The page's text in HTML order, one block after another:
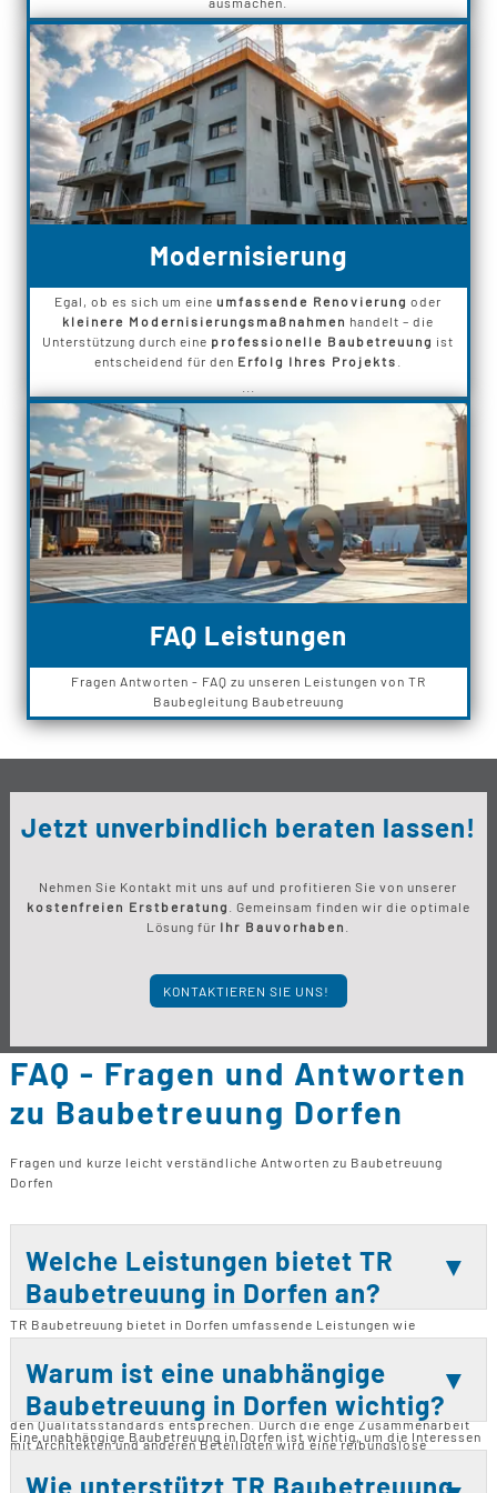
Modernisierung
Egal, ob es sich um eineumfassende Renovierung oder
kleinere Modernisierungsmaßnahmen handelt – die
Unterstützung durch eine professionelle Baubetreuung ist
entscheidend für den Erfolg Ihres Projekts
FAQ Leistungen
Fragen Antworten - FAQ zu unseren Leistungen von TR
Baubegleitung Baubetreuung
Jetzt unverbindlich beraten lassen!
Nehmen Sie Kontakt mit uns auf und profitieren Sie von unserer
kostenfreien Erstberatung
. Gemeinsam finden wir die optimale
Lösung für Ihr Bauvorhaben
KONTAKTIEREN SIE UNS!
FAQ - Fragen und Antworten
zu Baubetreuung Dorfen
Fragen und kurze leicht verständliche Antworten zu Baubetreuung
Dorfen
Welche Leistungen bietet TR
Baubetreuung in Dorfen an?
TR Baubetreuung bietet in Dorfen umfassende Leistungen wie
Bauberatung an. Diese Dienstleistungen decken alle Phasen eines
Bauprojekts ab, von der Planung bis zur Fertigstellung. Sie sorgen für
eine kontinuierliche Unterstützung und stellen sicher, dass alle Arbeiten
den Qualitätsstandards entsprechen. Durch die enge Zusammenarbeit
mit Architekten und anderen Beteiligten wird eine reibungslose
Baubetreuung auch Kaufberatungen und Unterstützung bei Fix & Flip
Warum ist eine unabhängige
Baubetreuung in Dorfen wichtig?
Eine unabhängige Baubetreuung in Dorfen ist wichtig, um die Interessen
effizient und innerhalb des Budgets umgesetzt wird. Sie bietet eine
Wie unterstützt TR Baubetreuung